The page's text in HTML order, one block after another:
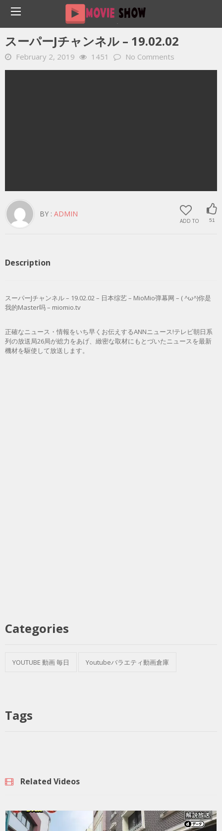
Home YOUTUBE 動画 毎日 スーパーJチャンネル – 19.02.02
スーパーJチャンネル – 19.02.02
February 2, 2019 1451 No Comments
ADD TO 51
BY : ADMIN
Description
スーパーJチャンネル – 19.02.02 – 日本综艺 – MioMio弹幕网 – ( ^ω^)你是
我的Master吗 – miomio.tv
正確なニュース・情報をいち早くお伝えするANNニュース!テレビ朝日系
列の放送局26局が総力をあげ、緻密な取材にもとづいたニュースを最新
機材を駆使して放送します。
Categories
YOUTUBE 動画 毎日 Youtubeバラエティ動画倉庫
Tags
Related Videos